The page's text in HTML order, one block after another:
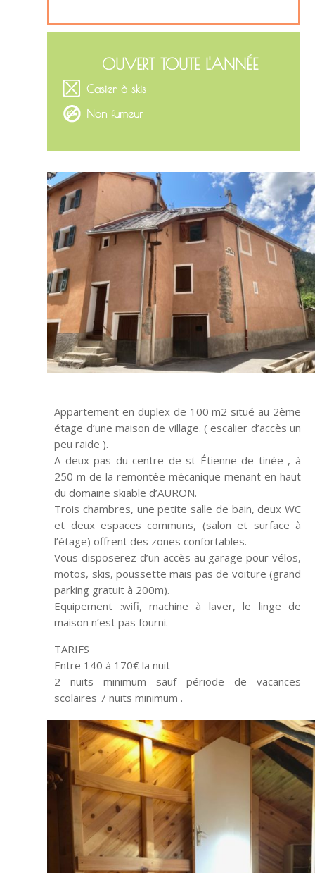
OUVERT TOUTE L'ANNÉE
Casier à skis
Non fumeur
Appartement en duplex de 100 m2 situé au 2ème
étage d’une maison de village. ( escalier d’accès un
peu raide ).
A deux pas du centre de st Étienne de tinée , à
250 m de la remontée mécanique menant en haut
du domaine skiable d’AURON.
Trois chambres, une petite salle de bain, deux WC
et deux espaces communs, (salon et surface à
l’étage) offrent des zones confortables.
Vous disposerez d’un accès au garage pour vélos,
motos, skis, poussette mais pas de voiture (grand
parking gratuit à 200m).
Equipement :wifi, machine à laver, le linge de
maison n’est pas fourni.
TARIFS
Entre 140 à 170€ la nuit
2 nuits minimum sauf période de vacances
scolaires 7 nuits minimum .